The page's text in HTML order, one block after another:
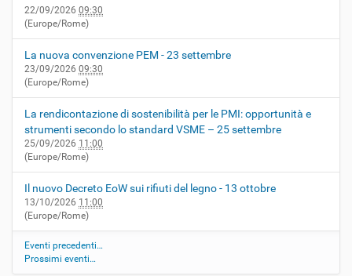
22/09/2026 09:30
(Europe/Rome)
La nuova convenzione PEM - 23 settembre
23/09/2026 09:30
(Europe/Rome)
La rendicontazione di sostenibilità per le PMI: opportunità e
strumenti secondo lo standard VSME – 25 settembre
25/09/2026 11:00
(Europe/Rome)
Il nuovo Decreto EoW sui rifiuti del legno - 13 ottobre
13/10/2026 11:00
(Europe/Rome)
Eventi precedenti…
Prossimi eventi…